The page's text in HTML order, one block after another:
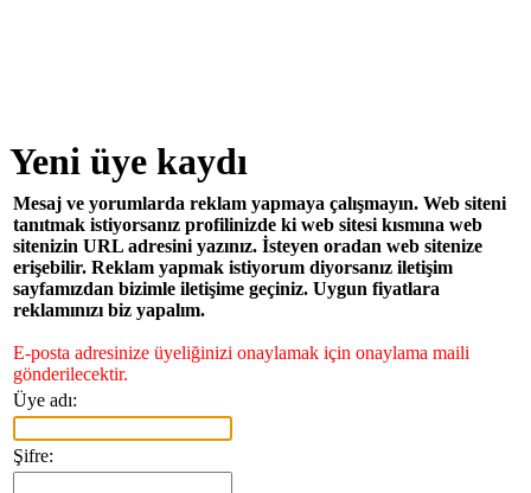
Yeni üye kaydı
Mesaj ve yorumlarda reklam yapmaya çalışmayın. Web siteni
tanıtmak istiyorsanız profilinizde ki web sitesi kısmına web
sitenizin URL adresini yazınız. İsteyen oradan web sitenize
erişebilir. Reklam yapmak istiyorum diyorsanız iletişim
sayfamızdan bizimle iletişime geçiniz. Uygun fiyatlara
reklamınızı biz yapalım.
E-posta adresinize üyeliğinizi onaylamak için onaylama maili
gönderilecektir.
Üye adı:
Şifre: